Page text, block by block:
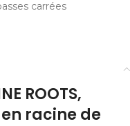
carrées
ROOTS,
racine de